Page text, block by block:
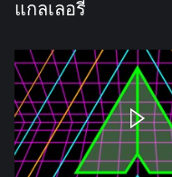
แกลเลอรี